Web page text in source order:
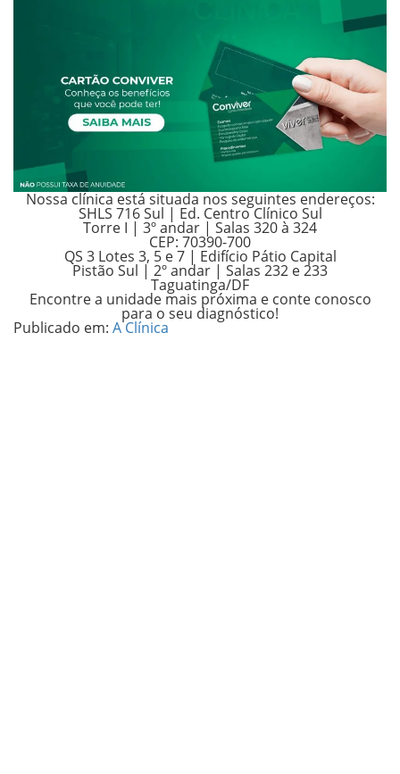
Nossa clínica está situada nos seguintes endereços:
SHLS 716 Sul | Ed. Centro Clínico Sul
Torre I | 3º andar | Salas 320 à 324
CEP: 70390-700
QS 3 Lotes 3, 5 e 7 | Edifício Pátio Capital
Pistão Sul | 2º andar | Salas 232 e 233
Taguatinga/DF
Encontre a unidade mais próxima e conte conosco
para o seu diagnóstico!
Publicado em: A Clínica